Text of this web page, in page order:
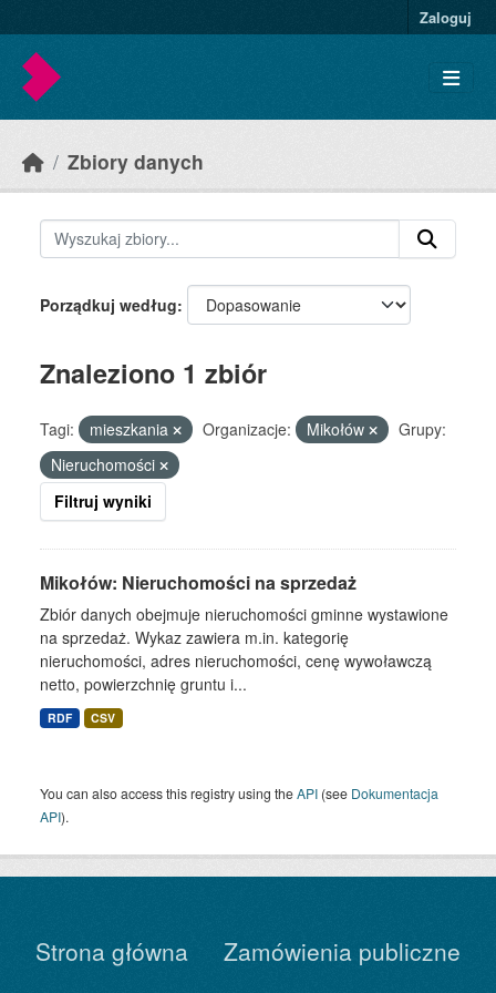
Zaloguj
Zbiory danych
Porządkuj według
Znaleziono 1 zbiór
Tagi: mieszkania Organizacje: Mikołów
Grupy:
Nieruchomości
Filtruj wyniki
Mikołów: Nieruchomości na sprzedaż
Zbiór danych obejmuje nieruchomości gminne wystawione
na sprzedaż. Wykaz zawiera m.in. kategorię
nieruchomości, adres nieruchomości, cenę wywoławczą
netto, powierzchnię gruntu i...
RDF CSV
You can also access this registry using theAPI (see Dokumentacja
API).
Strona główna
Zamówienia publiczne